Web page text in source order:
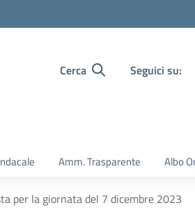
Cerca Seguici su:
Amm. Trasparente Albo
per la giornata del 7 dicembre 2023